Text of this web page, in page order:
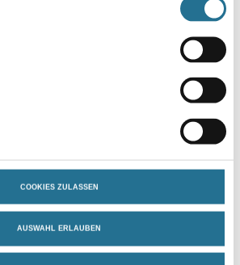
COOKIES ZULASSEN
AUSWAHL ERLAUBEN